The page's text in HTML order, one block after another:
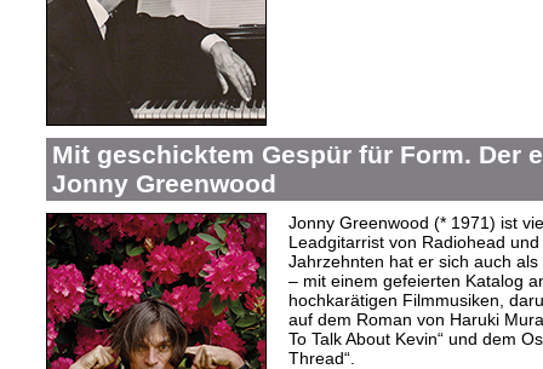
Mit geschicktem Gespür für Form. Der
Jonny Greenwood
Jonny Greenwood (* 1971) ist
Leadgitarrist von Radiohead
Jahrzehnten hat er sich auch
– mit einem gefeierten Katalog
hochkarätigen Filmmusiken,
auf dem Roman von Haruki
To Talk About Kevin“ und dem
Thread“.